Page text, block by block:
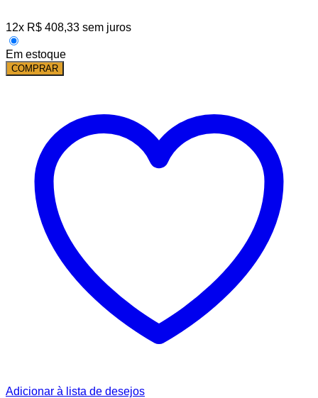
12x R$ 408,33 sem juros
Em estoque
COMPRAR
Adicionar à lista de desejos